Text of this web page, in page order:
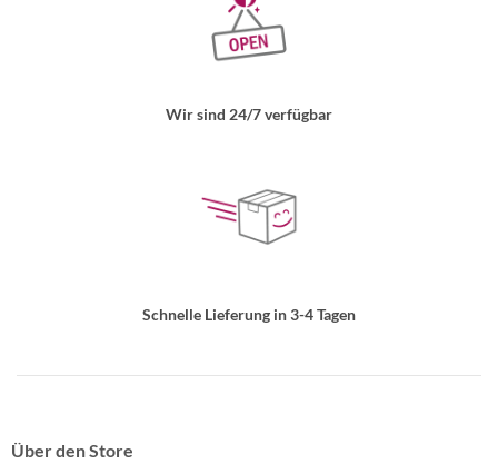
Wir sind 24/7 verfügbar
Schnelle Lieferung in 3-4 Tagen
Über den Store